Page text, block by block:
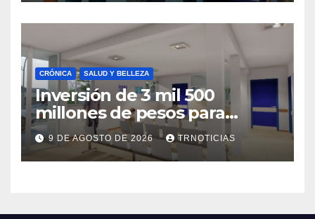
CRÓNICA SALUD Y BELLEZA
Inversión de 3 mil 500
millones de pesos para
mejorar el Cesfam
Astaburuaga
9 DE AGOSTO DE 2026 TRNOTICIAS